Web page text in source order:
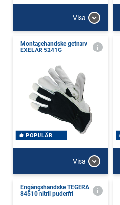
Visa
Montagehandske getnarv
EXELAR 5241G
POPULÄR
Visa
Engångshandske TEGERA
84510 nitril puderfri